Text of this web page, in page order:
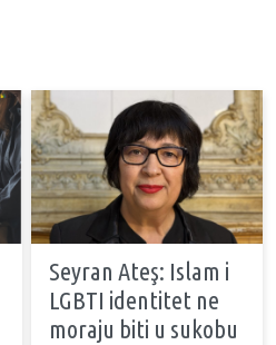
Seyran Ateş: Islam i
LGBTI identitet ne
moraju biti u sukobu